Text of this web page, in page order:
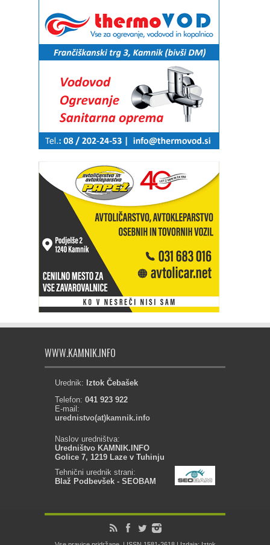
WWW.KAMNIK.INFO
Urednik: Iztok Čebašek
Telefon: 041 923 922
E-mail:
urednistvo(at)kamnik.info
Naslov uredništva:
Uredništvo KAMNIK.INFO
Golice 7, 1219 Laze v Tuhinju
Tehnični urednik strani:
Blaž Podbevšek - SEOBAM